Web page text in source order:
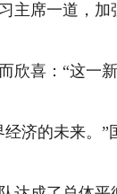
席一道，加
喜：“这一
的未来。”